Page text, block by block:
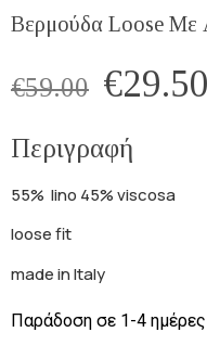
Βερμούδα Loose Με
€59.00 €29.50
Περιγραφή
55% lino 45% viscosa
loose fit
made in Italy
Παράδοση σε 1-4 ημέρες